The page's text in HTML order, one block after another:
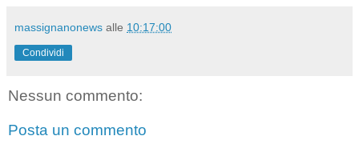
massignanonews alle 10:17:00
Condividi
Nessun commento:
Posta un commento